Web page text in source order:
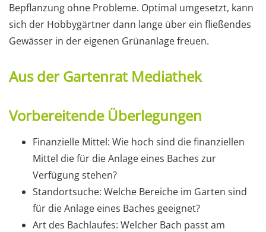
Bepflanzung ohne Probleme. Optimal umgesetzt, kann
sich der Hobbygärtner dann lange über ein fließendes
Gewässer in der eigenen Grünanlage freuen.
Aus der Gartenrat Mediathek
Vorbereitende Überlegungen
Finanzielle Mittel: Wie hoch sind die finanziellen
Mittel die für die Anlage eines Baches zur
Verfügung stehen?
Standortsuche: Welche Bereiche im Garten sind
für die Anlage eines Baches geeignet?
Art des Bachlaufes: Welcher Bach passt am